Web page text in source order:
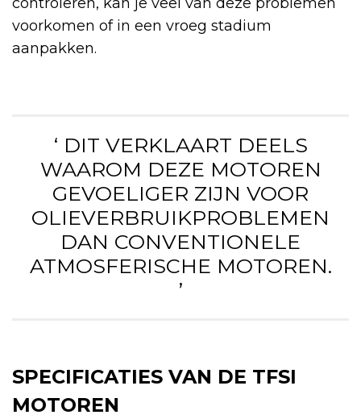
voorkomen of in een vroeg stadium
aanpakken.
‘ DIT VERKLAART DEELS
WAAROM DEZE MOTOREN
GEVOELIGER ZIJN VOOR
OLIEVERBRUIKPROBLEMEN
DAN CONVENTIONELE
ATMOSFERISCHE MOTOREN.
’
SPECIFICATIES VAN DE TFSI
MOTOREN